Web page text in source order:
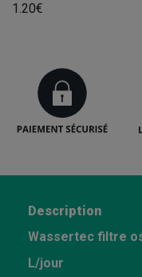
1.20€
Description
Wassertec filtre
L/jour